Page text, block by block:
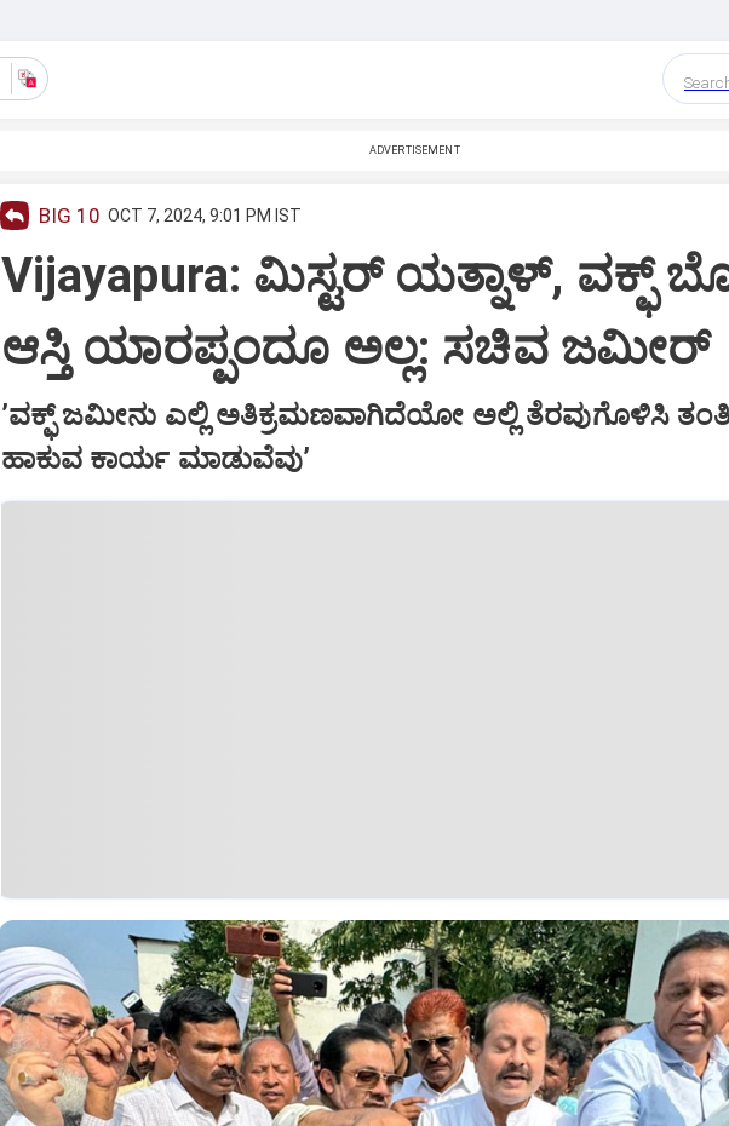
ADVERTISEMENT
BIG 10 OCT 7, 2024, 9:01 PM IST
Vijayapura: ಮಿಸ್ಟರ್ ಯತ್ನಾಳ್‌, ವಕ್ಫ್
ಆಸ್ತಿ ಯಾರಪ್ಪಂದೂ ಅಲ್ಲ: ಸಚಿವ ಜಮೀರ್
ʼವಕ್ಫ್ ಜಮೀನು ಎಲ್ಲಿ ಅತಿಕ್ರಮಣವಾಗಿದೆಯೋ ಅಲ್ಲಿ ತೆರವುಗೊಳಿಸಿ
ಹಾಕುವ ಕಾರ್ಯ ಮಾಡುವೆವುʼ